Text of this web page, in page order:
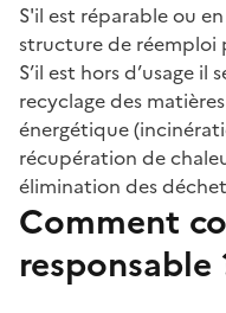
S'il est réparable ou
structure de réemploi
S’il est hors d’usage
recyclage des
énergétique
récupération de
élimination des
Comment
responsable